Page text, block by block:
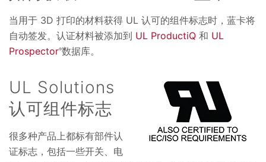
当用于 3D 打印的材料获得 UL 认可的组件标志时，蓝卡将
自动签发。认证材料被添加到 UL ProductiQ 和 UL
Prospector®数据库。
UL Solutions
认可组件标志
很多种产品上都标有部件认
证标志，包括一些开关、电